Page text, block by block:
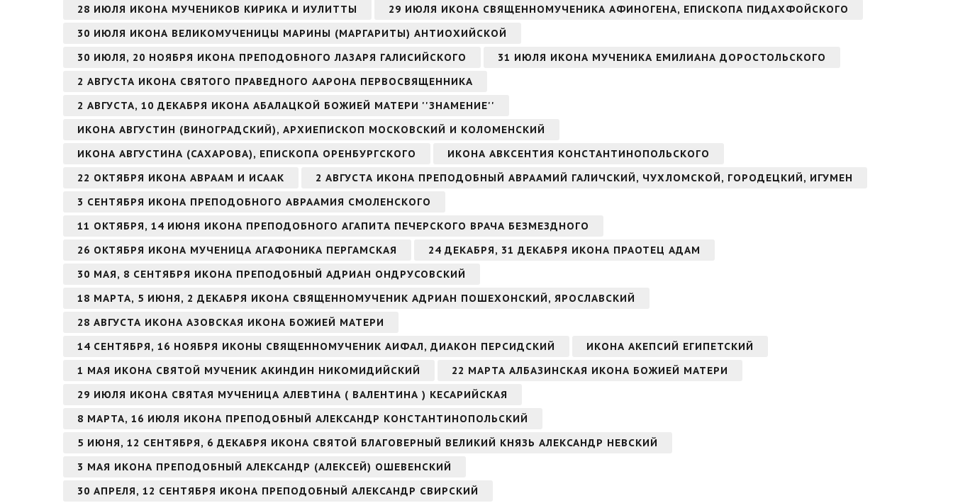
28 ИЮЛЯ ИКОНА МУЧЕНИКОВ КИРИКА И ИУЛИТТЫ
29 ИЮЛЯ ИКОНА СВЯЩЕННОМУЧЕНИКА АФИНОГЕНА, ЕПИСКОПА ПИДАХФОЙСКОГО
30 ИЮЛЯ ИКОНА ВЕЛИКОМУЧЕНИЦЫ МАРИНЫ (МАРГАРИТЫ) АНТИОХИЙСКОЙ
30 ИЮЛЯ, 20 НОЯБРЯ ИКОНА ПРЕПОДОБНОГО ЛАЗАРЯ ГАЛИСИЙСКОГО
31 ИЮЛЯ ИКОНА МУЧЕНИКА ЕМИЛИАНА ДОРОСТОЛЬСКОГО
2 АВГУСТА ИКОНА СВЯТОГО ПРАВЕДНОГО ААРОНА ПЕРВОСВЯЩЕННИКА
2 АВГУСТА, 10 ДЕКАБРЯ ИКОНА АБАЛАЦКОЙ БОЖИЕЙ МАТЕРИ ''ЗНАМЕНИЕ''
ИКОНА АВГУСТИН (ВИНОГРАДСКИЙ), АРХИЕПИСКОП МОСКОВСКИЙ И КОЛОМЕНСКИЙ
ИКОНА АВГУСТИНА (САХАРОВА), ЕПИСКОПА ОРЕНБУРГСКОГО
ИКОНА АВКСЕНТИЯ КОНСТАНТИНОПОЛЬСКОГО
22 ОКТЯБРЯ ИКОНА АВРААМ И ИСААК
2 АВГУСТА ИКОНА ПРЕПОДОБНЫЙ АВРААМИЙ ГАЛИЧСКИЙ, ЧУХЛОМСКОЙ, ГОРОДЕЦКИЙ, ИГУМЕН
3 СЕНТЯБРЯ ИКОНА ПРЕПОДОБНОГО АВРААМИЯ СМОЛЕНСКОГО
11 ОКТЯБРЯ, 14 ИЮНЯ ИКОНА ПРЕПОДОБНОГО АГАПИТА ПЕЧЕРСКОГО ВРАЧА БЕЗМЕЗДНОГО
26 ОКТЯБРЯ ИКОНА МУЧЕНИЦА АГАФОНИКА ПЕРГАМСКАЯ
24 ДЕКАБРЯ, 31 ДЕКАБРЯ ИКОНА ПРАОТЕЦ АДАМ
30 МАЯ, 8 СЕНТЯБРЯ ИКОНА ПРЕПОДОБНЫЙ АДРИАН ОНДРУСОВСКИЙ
18 МАРТА, 5 ИЮНЯ, 2 ДЕКАБРЯ ИКОНА СВЯЩЕННОМУЧЕНИК АДРИАН ПОШЕХОНСКИЙ, ЯРОСЛАВСКИЙ
28 АВГУСТА ИКОНА АЗОВСКАЯ ИКОНА БОЖИЕЙ МАТЕРИ
14 СЕНТЯБРЯ, 16 НОЯБРЯ ИКОНЫ СВЯЩЕННОМУЧЕНИК АИФАЛ, ДИАКОН ПЕРСИДСКИЙ
ИКОНА АКЕПСИЙ ЕГИПЕТСКИЙ
1 МАЯ ИКОНА СВЯТОЙ МУЧЕНИК АКИНДИН НИКОМИДИЙСКИЙ
22 МАРТА АЛБАЗИНСКАЯ ИКОНА БОЖИЕЙ МАТЕРИ
29 ИЮЛЯ ИКОНА СВЯТАЯ МУЧЕНИЦА АЛЕВТИНА ( ВАЛЕНТИНА ) КЕСАРИЙСКАЯ
8 МАРТА, 16 ИЮЛЯ ИКОНА ПРЕПОДОБНЫЙ АЛЕКСАНДР КОНСТАНТИНОПОЛЬСКИЙ
5 ИЮНЯ, 12 СЕНТЯБРЯ, 6 ДЕКАБРЯ ИКОНА СВЯТОЙ БЛАГОВЕРНЫЙ ВЕЛИКИЙ КНЯЗЬ АЛЕКСАНДР НЕВСКИЙ
3 МАЯ ИКОНА ПРЕПОДОБНЫЙ АЛЕКСАНДР (АЛЕКСЕЙ) ОШЕВЕНСКИЙ
30 АПРЕЛЯ, 12 СЕНТЯБРЯ ИКОНА ПРЕПОДОБНЫЙ АЛЕКСАНДР СВИРСКИЙ